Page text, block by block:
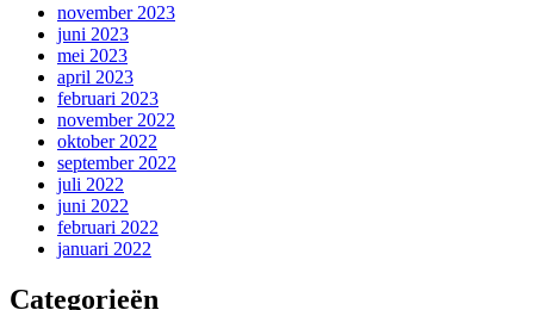
november 2023
juni 2023
mei 2023
april 2023
februari 2023
november 2022
oktober 2022
september 2022
juli 2022
juni 2022
februari 2022
januari 2022
Categorieën